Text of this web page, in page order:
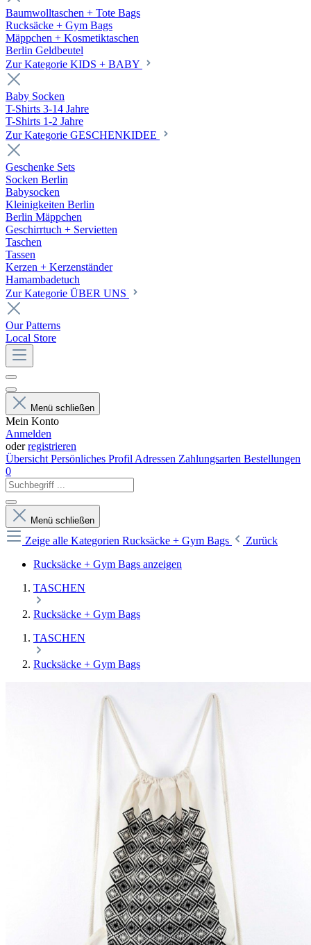
Baumwolltaschen + Tote Bags
Rucksäcke + Gym Bags
Mäppchen + Kosmetiktaschen
Berlin Geldbeutel
Zur Kategorie KIDS + BABY
Baby Socken
T-Shirts 3-14 Jahre
T-Shirts 1-2 Jahre
Zur Kategorie GESCHENKIDEE
Geschenke Sets
Socken Berlin
Babysocken
Kleinigkeiten Berlin
Berlin Mäppchen
Geschirrtuch + Servietten
Taschen
Tassen
Kerzen + Kerzenständer
Hamambadetuch
Zur Kategorie ÜBER UNS
Our Patterns
Local Store
Menü schließen
Mein Konto
Anmelden
oderregistrieren
Übersicht Persönliches Profil Adressen Zahlungsarten Bestellungen
0
Menü schließen
Zeige alle Kategorien Rucksäcke + Gym Bags
Zurück
Rucksäcke + Gym Bags anzeigen
TASCHEN
Rucksäcke + Gym Bags
TASCHEN
Rucksäcke + Gym Bags